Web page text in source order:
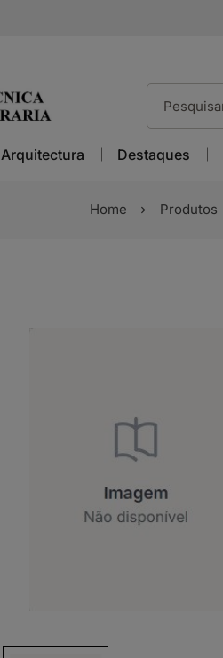
Arquitectura Destaques
Home Produtos